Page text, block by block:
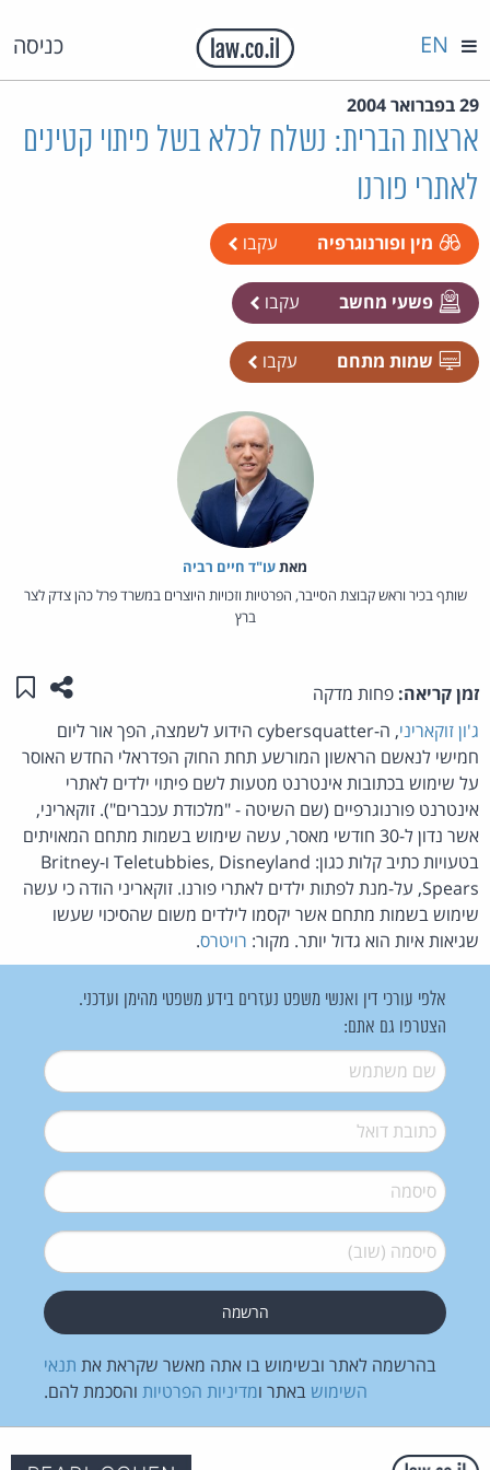
כניסה EN
29 בפברואר 2004
ארצות הברית: נשלח לכלא בשל פיתוי קטינים
לאתרי פורנו
מין ופורנוגרפיה עקבו
פשעי מחשב עקבו
שמות מתחם עקבו
מאת‏עו"ד חיים רביה
שותף בכיר וראש קבוצת הסייבר, הפרטיות וזכויות היוצרים במשרד פרל כהן צדק לצר
ברץ
זמן קריאה: פחות מדקה שתפו
ג'ון זוקאריני
, ה-cybersquatter הידוע לשמצה, הפך אור ליום
חמישי לנאשם הראשון המורשע תחת החוק הפדראלי החדש האוסר
על שימוש בכתובות אינטרנט מטעות לשם פיתוי ילדים לאתרי
אינטרנט פורנוגרפיים (שם השיטה - "מלכודת עכברים"). זוקאריני,
אשר נדון ל-30 חודשי מאסר, עשה שימוש בשמות מתחם המאויתים
בטעויות כתיב קלות כגון: Teletubbies, Disneyland ו-Britney
Spears, על-מנת לפתות ילדים לאתרי פורנו. זוקאריני הודה כי עשה
שימוש בשמות מתחם אשר יקסמו לילדים משום שהסיכוי שעשו
שגיאות איות הוא גדול יותר. מקור: רויטרס.
אלפי עורכי דין ואנשי משפט נעזרים בידע משפטי מהימן ועדכני.
הצטרפו גם אתם:
שם משתמש*
דואל*
סיסמה*
סיסמה (שוב)*
בהרשמה לאתר ובשימוש בו אתה מאשר שקראת את תנאי
השימוש באתר ומדיניות הפרטיות והסכמת להם.